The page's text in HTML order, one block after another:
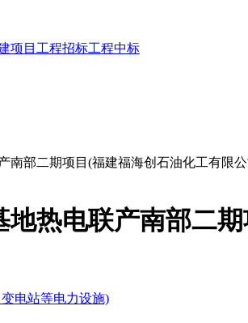
项目 工程招标工程中标
南部二期项目(福建福海创石油化工有限
地热电联产南部二
电站等电力设施)